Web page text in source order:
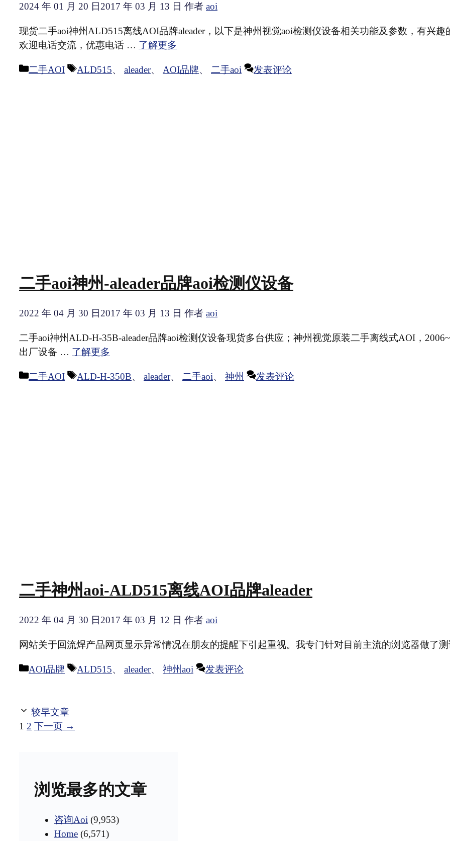
2024 年 01 月 20 日 2017 年 03 月 13 日 作者 aoi
现货二手aoi神州ALD515离线AOI品牌aleader，以下是神州视觉aoi检测仪设备相关功能及参数，有兴趣
欢迎电话交流，优惠电话 … 了解更多
分
二手AOI
标
ALD515、 aleader、 AOI品牌、 二手aoi 发表评论
二手aoi神州-aleader品牌aoi检测仪设备
2022 年 04 月 30 日2017 年 03 月 13 日 作者 aoi
二手aoi神州ALD-H-35B-aleader品牌aoi检测仪设备现货多台供应；神州视觉原装二手离线式AOI，
出厂设备 … 了解更多
分
二手AOI
标
ALD-H-350B、 aleader、 二手aoi、 神州 发表评论
二手神州aoi-ALD515离线AOI品牌aleader
2022 年 04 月 30 日2017 年 03 月 12 日 作者 aoi
网站关于回流焊产品网页显示异常情况在朋友的提醒下引起重视。我专门针对目前主流的浏览器做了
分
AOI品牌
标
ALD515、 aleader、 神州aoi 发表评论
较早文章
页
1 页
2 下一页 →
浏览最多的文章
咨询Aoi (9,953)
Home (6,571)